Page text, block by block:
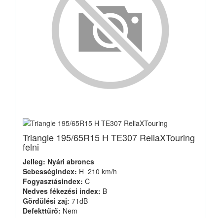
Triangle 195/65R15 H TE307 ReliaXTouring
felni
Jelleg: Nyári abroncs
Sebességindex: H=210 km/h
Fogyasztásindex: C
Nedves fékezési index: B
Gördülési zaj: 71dB
Defekttűrő: Nem